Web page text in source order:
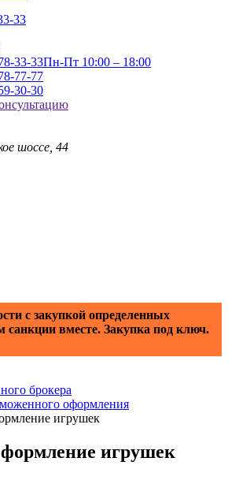
33
33-33Пн-Пт 10:00 – 18:00
77-77
30-30
шоссе, 44
с закупкой определенных
санкции вместе. Закупка под ключ.
брокера
оформления
игрушек
игрушек